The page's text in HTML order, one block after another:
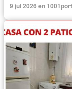
9 jul 2026 en